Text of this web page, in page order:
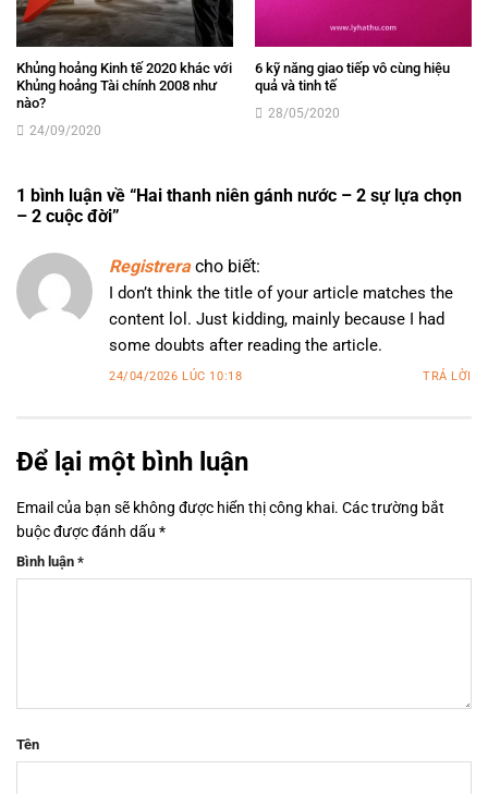
Khủng hoảng Kinh tế 2020 khác với
Khủng hoảng Tài chính 2008 như
nào?
24/09/2020
6 kỹ năng giao tiếp vô cùng hiệu
quả và tinh tế
28/05/2020
1 bình luận về “Hai thanh niên gánh nước – 2 sự lựa chọn
– 2 cuộc đời”
Registrera cho biết:
I don’t think the title of your article matches the
content lol. Just kidding, mainly because I had
some doubts after reading the article.
24/04/2026 LÚC 10:18 TRẢ LỜI
Để lại một bình luận
Email của bạn sẽ không được hiển thị công khai. Các trường bắt
buộc được đánh dấu *
Bình luận *
Tên